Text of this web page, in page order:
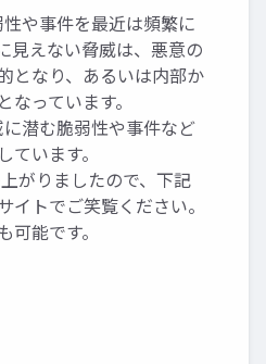
や事件を最近は頻繁に
見えない脅威は、悪意の
となり、あるいは内部か
っています。
潜む脆弱性や事件など
います。
がりましたので、下記
イトでご笑覧ください。
能です。